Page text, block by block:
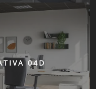
04D